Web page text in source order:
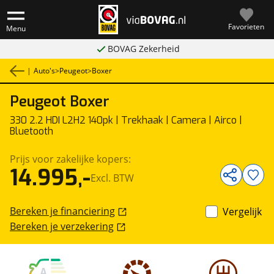
Menu Favorieten
BOVAG Zekerheid
| Auto's>Peugeot>Boxer
Peugeot Boxer
330 2.2 HDI L2H2 140pk | Trekhaak | Camera | Airco |
Bluetooth
Bedrijfswagen
Prijs voor zakelijke kopers:
14.995,-Excl. BTW
Bereken je financiering
Bereken je verzekering
Vergelijk